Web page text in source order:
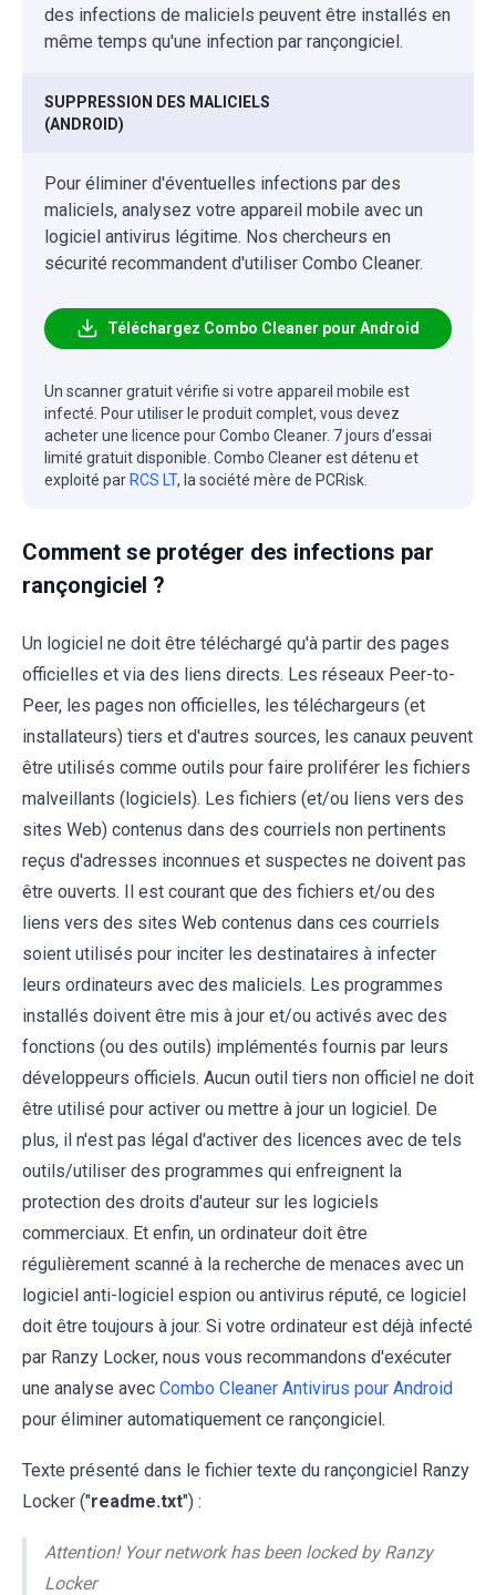
des infections de maliciels peuvent être installés en
même temps qu'une infection par rançongiciel.
SUPPRESSION DES MALICIELS
(ANDROID)
Pour éliminer d'éventuelles infections par des
maliciels, analysez votre appareil mobile avec un
logiciel antivirus légitime. Nos chercheurs en
sécurité recommandent d'utiliser Combo Cleaner.
Téléchargez Combo Cleaner pour Android
Un scanner gratuit vérifie si votre appareil mobile est
infecté. Pour utiliser le produit complet, vous devez
acheter une licence pour Combo Cleaner. 7 jours d’essai
limité gratuit disponible. Combo Cleaner est détenu et
exploité par RCS LT, la société mère de PCRisk.
Comment se protéger des infections par
rançongiciel ?
Un logiciel ne doit être téléchargé qu'à partir des pages
officielles et via des liens directs. Les réseaux Peer-to-
Peer, les pages non officielles, les téléchargeurs (et
installateurs) tiers et d'autres sources, les canaux peuvent
être utilisés comme outils pour faire proliférer les fichiers
malveillants (logiciels). Les fichiers (et/ou liens vers des
sites Web) contenus dans des courriels non pertinents
reçus d'adresses inconnues et suspectes ne doivent pas
être ouverts. Il est courant que des fichiers et/ou des
liens vers des sites Web contenus dans ces courriels
soient utilisés pour inciter les destinataires à infecter
leurs ordinateurs avec des maliciels. Les programmes
installés doivent être mis à jour et/ou activés avec des
fonctions (ou des outils) implémentés fournis par leurs
développeurs officiels. Aucun outil tiers non officiel ne doit
être utilisé pour activer ou mettre à jour un logiciel. De
plus, il n'est pas légal d'activer des licences avec de tels
outils/utiliser des programmes qui enfreignent la
protection des droits d'auteur sur les logiciels
commerciaux. Et enfin, un ordinateur doit être
régulièrement scanné à la recherche de menaces avec un
logiciel anti-logiciel espion ou antivirus réputé, ce logiciel
doit être toujours à jour. Si votre ordinateur est déjà infecté
par Ranzy Locker, nous vous recommandons d'exécuter
une analyse avec Combo Cleaner Antivirus pour Android
pour éliminer automatiquement ce rançongiciel.
Texte présenté dans le fichier texte du rançongiciel Ranzy
Locker ("readme.txt") :
Attention! Your network has been locked by Ranzy
Locker